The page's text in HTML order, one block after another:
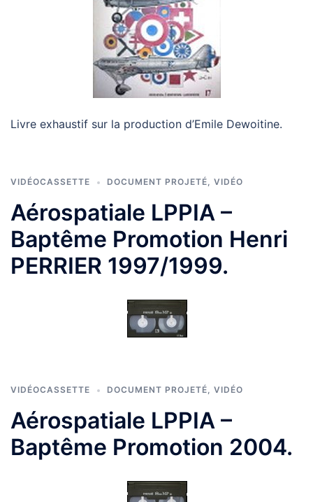
Livre exhaustif sur la production d’Emile Dewoitine.
VIDÉOCASSETTE DOCUMENT PROJETÉ, VIDÉO
Aérospatiale LPPIA –
Baptême Promotion Henri
PERRIER 1997/1999.
VIDÉOCASSETTE DOCUMENT PROJETÉ, VIDÉO
Aérospatiale LPPIA –
Baptême Promotion 2004.